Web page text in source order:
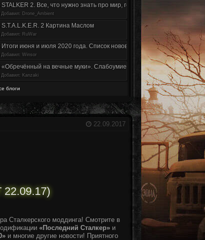
STALKER 2. Все, что нужно знать про мир, геймплей и сюжет | Разбор
Добавил: Drone_Ambient
S.T.A.L.K.E.R. 2 Картина Маслом
Добавил: RuWar
Итоги июня и июля 2020 года. Список нововведений
Добавил: Winsor
«Обречённый на вечные муки». Слабоумие и отвага
Добавил: Kanzaki
блоги
22.09.2017
Сталкерского моддинга! Смотрите в
«Последний Сталкер» и
и многие другие новости! Приятного